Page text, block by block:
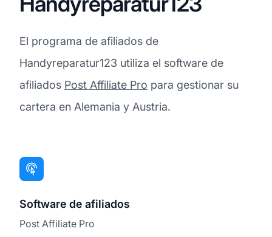
El programa de afiliados de
Handyreparatur123 utiliza el software de
afiliados Post Affiliate Pro para gestionar su
cartera en Alemania y Austria.
Software de afiliados
Post Affiliate Pro